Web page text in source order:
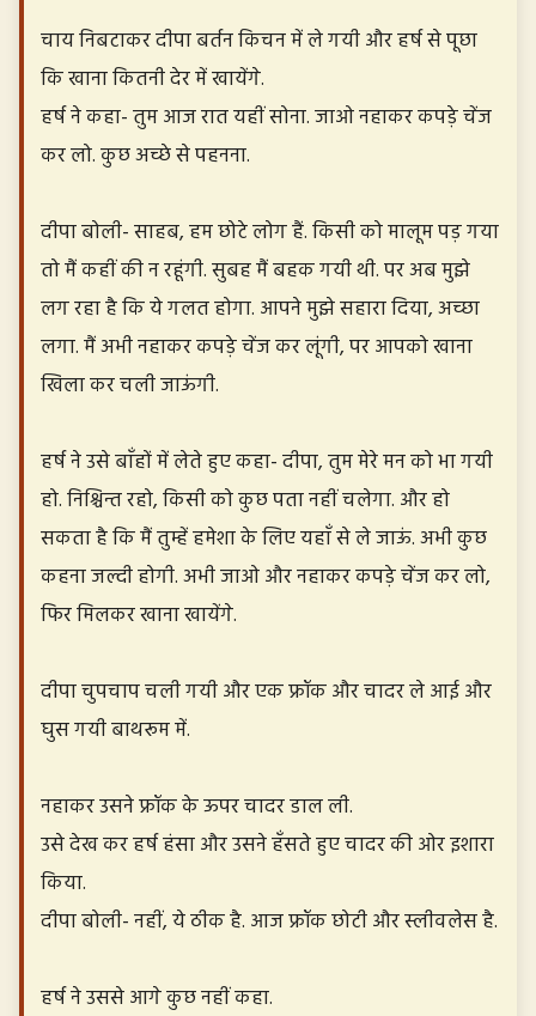
चाय निबटाकर दीपा बर्तन किचन में ले गयी और हर्ष से पूछा
कि खाना कितनी देर में खायेंगे.
हर्ष ने कहा- तुम आज रात यहीं सोना. जाओ नहाकर कपड़े चेंज
कर लो. कुछ अच्छे से पहनना.
दीपा बोली- साहब, हम छोटे लोग हैं. किसी को मालूम पड़ गया
तो मैं कहीं की न रहूंगी. सुबह मैं बहक गयी थी. पर अब मुझे
लग रहा है कि ये गलत होगा. आपने मुझे सहारा दिया, अच्छा
लगा. मैं अभी नहाकर कपड़े चेंज कर लूंगी, पर आपको खाना
खिला कर चली जाऊंगी.
हर्ष ने उसे बाँहों में लेते हुए कहा- दीपा, तुम मेरे मन को भा गयी
हो. निश्चिन्त रहो, किसी को कुछ पता नहीं चलेगा. और हो
सकता है कि मैं तुम्हें हमेशा के लिए यहाँ से ले जाऊं. अभी कुछ
कहना जल्दी होगी. अभी जाओ और नहाकर कपड़े चेंज कर लो,
फिर मिलकर खाना खायेंगे.
दीपा चुपचाप चली गयी और एक फ्रॉक और चादर ले आई और
घुस गयी बाथरूम में.
नहाकर उसने फ्रॉक के ऊपर चादर डाल ली.
उसे देख कर हर्ष हंसा और उसने हँसते हुए चादर की ओर इशारा
किया.
दीपा बोली- नहीं, ये ठीक है. आज फ्रॉक छोटी और स्लीवलेस है.
हर्ष ने उससे आगे कुछ नहीं कहा.